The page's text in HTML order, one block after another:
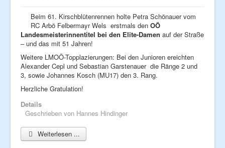
Ausfahrten
Galerie
2014
2015
2016
2017
2018
2019
2020
2021
2023
Beim 61. Kirschblütenrennen holte Petra Schönauer vom
RC Arbö Felbermayr Wels erstmals den OÖ
Landesmeisterinnentitel bei den Elite-Damen auf der Straße
– und das mit 51 Jahren!
Weitere LMOÖ-Topplazierungen: Bei den Junioren ereichten
Alexander Cepl und Sebastian Garstenauer die Ränge 2 und
3, sowie Johannes Kosch (MU17) den 3. Rang.
Herzliche Gratulation!
Details
Geschrieben von Hannes Hindinger
Weiterlesen ...